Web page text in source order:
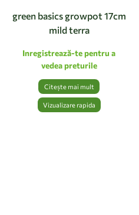
green basics growpot 17cm
mild terra
Inregistrează-te pentru a
vedea preturile
Citește mai mult
Vizualizare rapida